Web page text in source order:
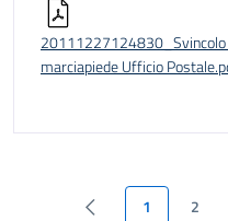
20111227124830_Svincolo
marciapiede Ufficio
1 2